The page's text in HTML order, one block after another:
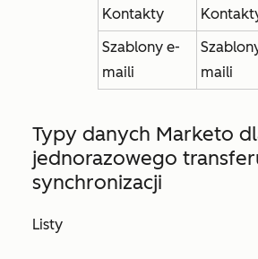
Kontakty
Szablony e-
maili
maili
Typy danych Marketo
jednorazowego
synchronizacji
Listy